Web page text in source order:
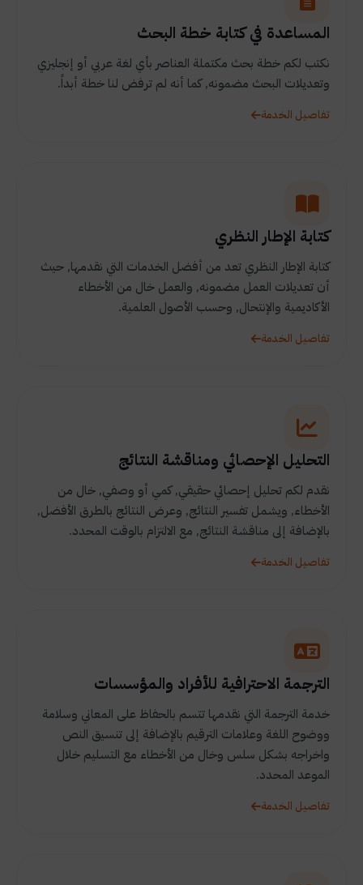
المساعدة في كتابة خطة البحث
نكتب لكم خطة بحث مكتملة العناصر بأي لغة عربي أو إنجليزي
وتعديلات البحث مضمونه, كما أنه لم ترفض لنا خطة أبداً.
تفاصيل الخدمة
كتابة الإطار النظري
كتابة الإطار النظري تعد من أفضل الخدمات التي نقدمها, حيث
أن تعديلات العمل مضمونه, والعمل خال من الأخطاء
الأكاديمية والإنتحال, وحسب الأصول العلمية.
تفاصيل الخدمة
التحليل الإحصائي ومناقشة النتائج
نقدم لكم تحليل إحصائي حقيقي, كمي أو وصفي, خال من
الأخطاء, ويشمل تفسير النتائج, وعرض النتائج بالطرق الأفضل,
بالإضافة إلى مناقشة النتائج, مع الالتزام بالوقت المحدد.
تفاصيل الخدمة
الترجمة الاحترافية للأفراد والمؤسسات
خدمة الترجمة التي نقدمها تتسم بالحفاظ على المعاني وسلامة
ووضوح اللغة وعلامات الترقيم بالإضافة إلى تنسيق النص
واخراجه بشكل سلس وخال من الأخطاء مع التسليم خلال
الموعد المحدد.
تفاصيل الخدمة